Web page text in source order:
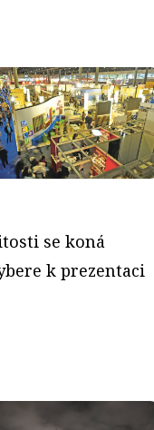
se koná
k prezentaci